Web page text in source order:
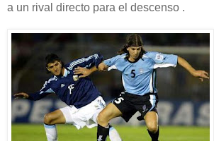
a un rival directo para el descenso .